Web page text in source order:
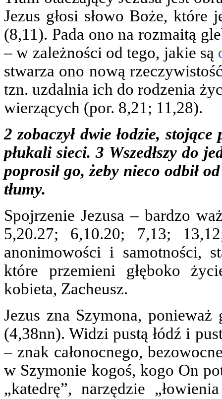
Jezus głosi słowo Boże,
(8,11). Pada ono na rozmaitą
– w zależności od tego, jakie są
stwarza ono nową
tzn. uzdalnia ich do rodzenia
wierzących (por. 8,21; 11,28).
2 zobaczył dwie łodzie,
płukali sieci. 3 Wszedłszy do
poprosił go, żeby nieco odbił
tłumy.
Spojrzenie Jezusa – bardzo
5,20.27; 6,10.20; 7,13;
anonimowości i samotności,
które przemieni głęboko
kobieta, Zacheusz.
Jezus zna Szymona,
(4,38nn). Widzi pustą łódź i
– znak całonocnego,
w Szymonie kogoś, kogo On
„katedrę”, narzędzie